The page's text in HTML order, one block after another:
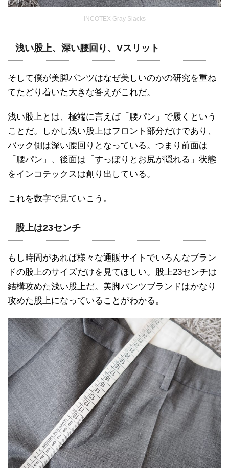
INCOTEX Gray Slacks
浅い股上、深い腰回り、Vスリット
そして僕が美脚パンツはなぜ美しいのかの研究を重ね
てたどり着いた大きな答えがこれだ。
浅い股上とは、極端に言えば「腰パン」で履くという
ことだ。しかし浅い股上はフロント部分だけであり、
バック側は深い腰回りとなっている。つまり前面は
「腰パン」、後面は「すっぽりとお尻が隠れる」状態
をインコテックスは創り出している。
これを数字で見ていこう。
股上は23センチ
もし時間があれば様々な通販サイトでいろんなブラン
ドの股上のサイズだけを見てほしい。股上23センチは
結構攻めた浅い股上だ。美脚パンツブランドはかなり
攻めた股上になっていることがわかる。